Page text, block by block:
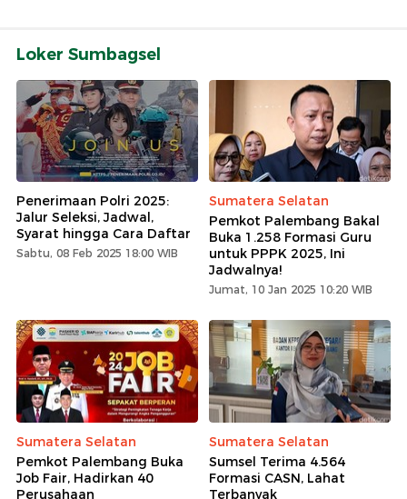
Loker Sumbagsel
Penerimaan Polri 2025:
Jalur Seleksi, Jadwal,
Syarat hingga Cara Daftar
Sabtu, 08 Feb 2025 18:00 WIB
Sumatera Selatan
Pemkot Palembang Bakal
Buka 1.258 Formasi Guru
untuk PPPK 2025, Ini
Jadwalnya!
Jumat, 10 Jan 2025 10:20 WIB
Sumatera Selatan
Pemkot Palembang Buka
Job Fair, Hadirkan 40
Perusahaan
Sumatera Selatan
Sumsel Terima 4.564
Formasi CASN, Lahat
Terbanyak